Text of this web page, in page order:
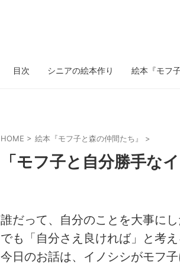
目次 シニアの絵本作り 絵本『モフ
HOME > 絵本『モフ子と森の仲間たち』 >
「モフ子と自分勝手な
誰だって、自分のことを大事にし
でも「自分さえ良ければ」と考
今日のお話は、イノシシがモフ